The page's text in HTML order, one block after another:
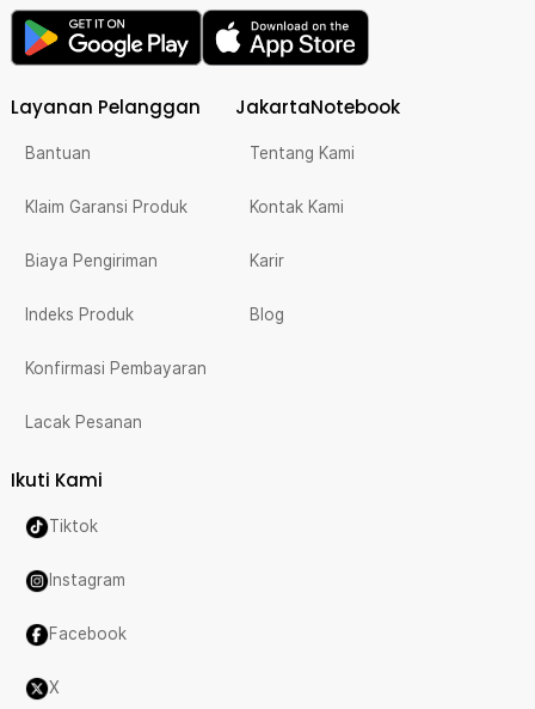
Layanan Pelanggan
Bantuan
Klaim Garansi Produk
Biaya Pengiriman
Indeks Produk
Konfirmasi Pembayaran
Lacak Pesanan
JakartaNotebook
Tentang Kami
Kontak Kami
Karir
Blog
Ikuti Kami
Tiktok
Instagram
Facebook
X